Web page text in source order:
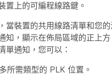
置上的可編程線路鍵。
當裝置的共用線路清單和您
知，顯示在佈局區域的正上
單通知，您可以：
所需類型的 PLK 位置。